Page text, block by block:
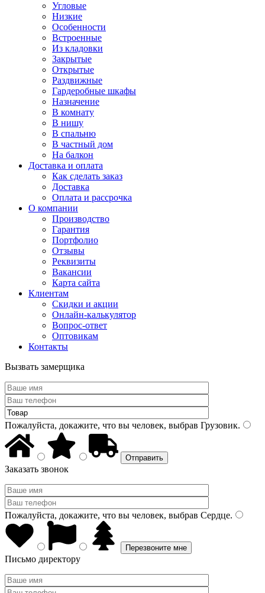
Угловые
Низкие
Особенности
Встроенные
Из кладовки
Закрытые
Открытые
Раздвижные
Гардеробные шкафы
Назначение
В комнату
В нишу
В спальню
В частный дом
На балкон
Доставка и оплата
Как сделать заказ
Доставка
Оплата и рассрочка
О компании
Производство
Гарантия
Портфолио
Отзывы
Реквизиты
Вакансии
Карта сайта
Клиентам
Скидки и акции
Онлайн-калькулятор
Вопрос-ответ
Оптовикам
Контакты
Вызвать замерщика
Пожалуйста, докажите, что вы человек, выбрав Грузовик.
Заказать звонок
Пожалуйста, докажите, что вы человек, выбрав Сердце.
Письмо директору